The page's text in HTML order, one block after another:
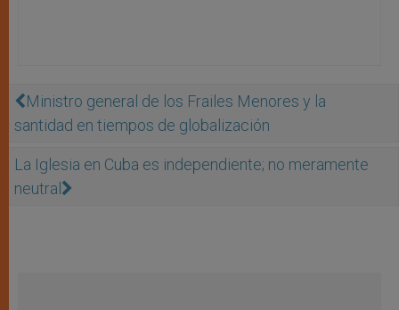
Ministro general de los Frailes Menores y la
santidad en tiempos de globalización
La Iglesia en Cuba es independiente; no meramente
neutral